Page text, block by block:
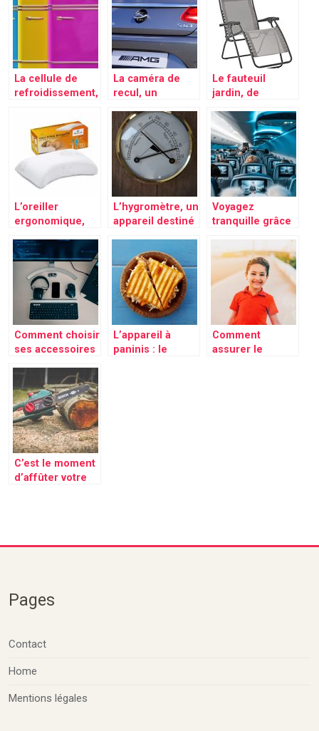
personnes et
des biens
maison par
rapport à la
météo ?
mettant avant la
rapartition du
globe terrestre
La cellule de
refroidissement,
de conservation
de préservation
de vos
différents
produits
alimentaires
La caméra de
recul, un
pour assurer
une meilleure
conduite arrière
Le fauteuil
jardin, de
indispensable
pour les
périodes de
beaux temps
L’oreiller
ergonomique,
porteur de
solution pendant
de longues nuits
d’insomnies
L’hygromètre, un
appareil destiné
exacte du taux
d’humidité
Voyagez
tranquille grâce
voyage
Comment choisir
ses accessoires
du web ?
L’appareil à
paninis : le
Comment
assurer le
C’est le moment
d’affûter votre
Pages
Contact
Home
Mentions légales